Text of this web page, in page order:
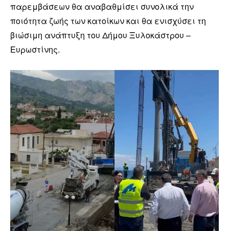
παρεμβάσεων θα αναβαθμίσει συνολικά την
ποιότητα ζωής των κατοίκων και θα ενισχύσει τη
βιώσιμη ανάπτυξη του Δήμου Ξυλοκάστρου –
Ευρωστίνης.